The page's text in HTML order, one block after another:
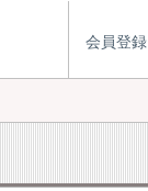
会員登録